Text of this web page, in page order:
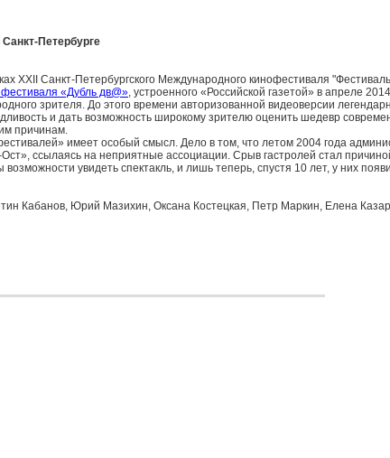
Петербурге
XXII Санкт-Петербургского Международного кинофестиваля
«Дубль дв@», устроенного «Российской газетой» в апреле
зрителя. До этого времени авторизованной видеоверсии
и дать возможность широкому зрителю оценить шедевр
причинам.
имеет особый смысл. Дело в том, что летом 2004 года
ссылаясь на неприятные ассоциации. Срыв гастролей стал
увидеть спектакль, и лишь теперь, спустя 10 лет, у них
Кабанов, Юрий Мазихин, Оксана Костецкая, Петр Маркин, Елена